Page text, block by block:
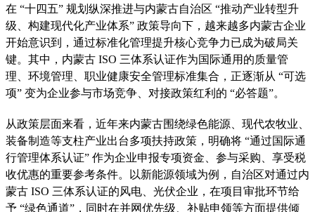
在 “十四五” 规划纵深推进与内蒙古自治区 “推动产业转型升
级、构建现代化产业体系” 政策导向下，越来越多内蒙古企业
开始意识到，通过标准化管理提升核心竞争力已成为破局关
键。其中，内蒙古 ISO 三体系认证作为国际通用的质量管
理、环境管理、职业健康安全管理标准集合，正逐渐从 “可选
项” 变为企业参与市场竞争、对接政策红利的 “必答题”。
从政策层面来看，近年来内蒙古围绕绿色能源、现代农牧业、
装备制造等支柱产业出台多项扶持政策，明确将 “通过国际通
行管理体系认证” 作为企业申报专项资金、参与采购、享受税
收优惠的重要参考条件。以新能源领域为例，自治区对通过内
蒙古 ISO 三体系认证的风电、光伏企业，在项目审批环节给
予 “绿色通道”，同时在并网优先级、补贴申领等方面提供倾